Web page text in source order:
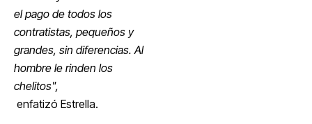
el pago de todos los
contratistas, pequeños y
grandes, sin diferencias. Al
hombre le rinden los
chelitos",
enfatizó Estrella.